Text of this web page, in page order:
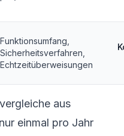
Funktionsumfang,
Sicherheitsverfahren,
Echtzeitüberweisungen
aus
einmal pro Jahr